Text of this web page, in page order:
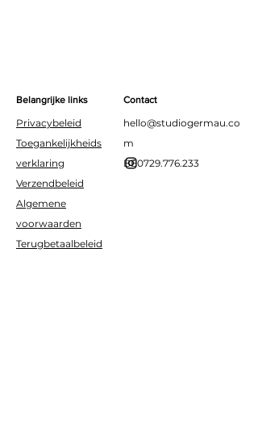
Belangrijke links
Privacybeleid
Toegankelijkheids
verklaring
Verzendbeleid
Algemene
voorwaarden
Terugbetaalbeleid
Contact
hello@studiogermau.co
m
BE0729.776.233